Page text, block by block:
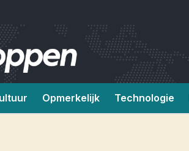
Opmerkelijk Technologie